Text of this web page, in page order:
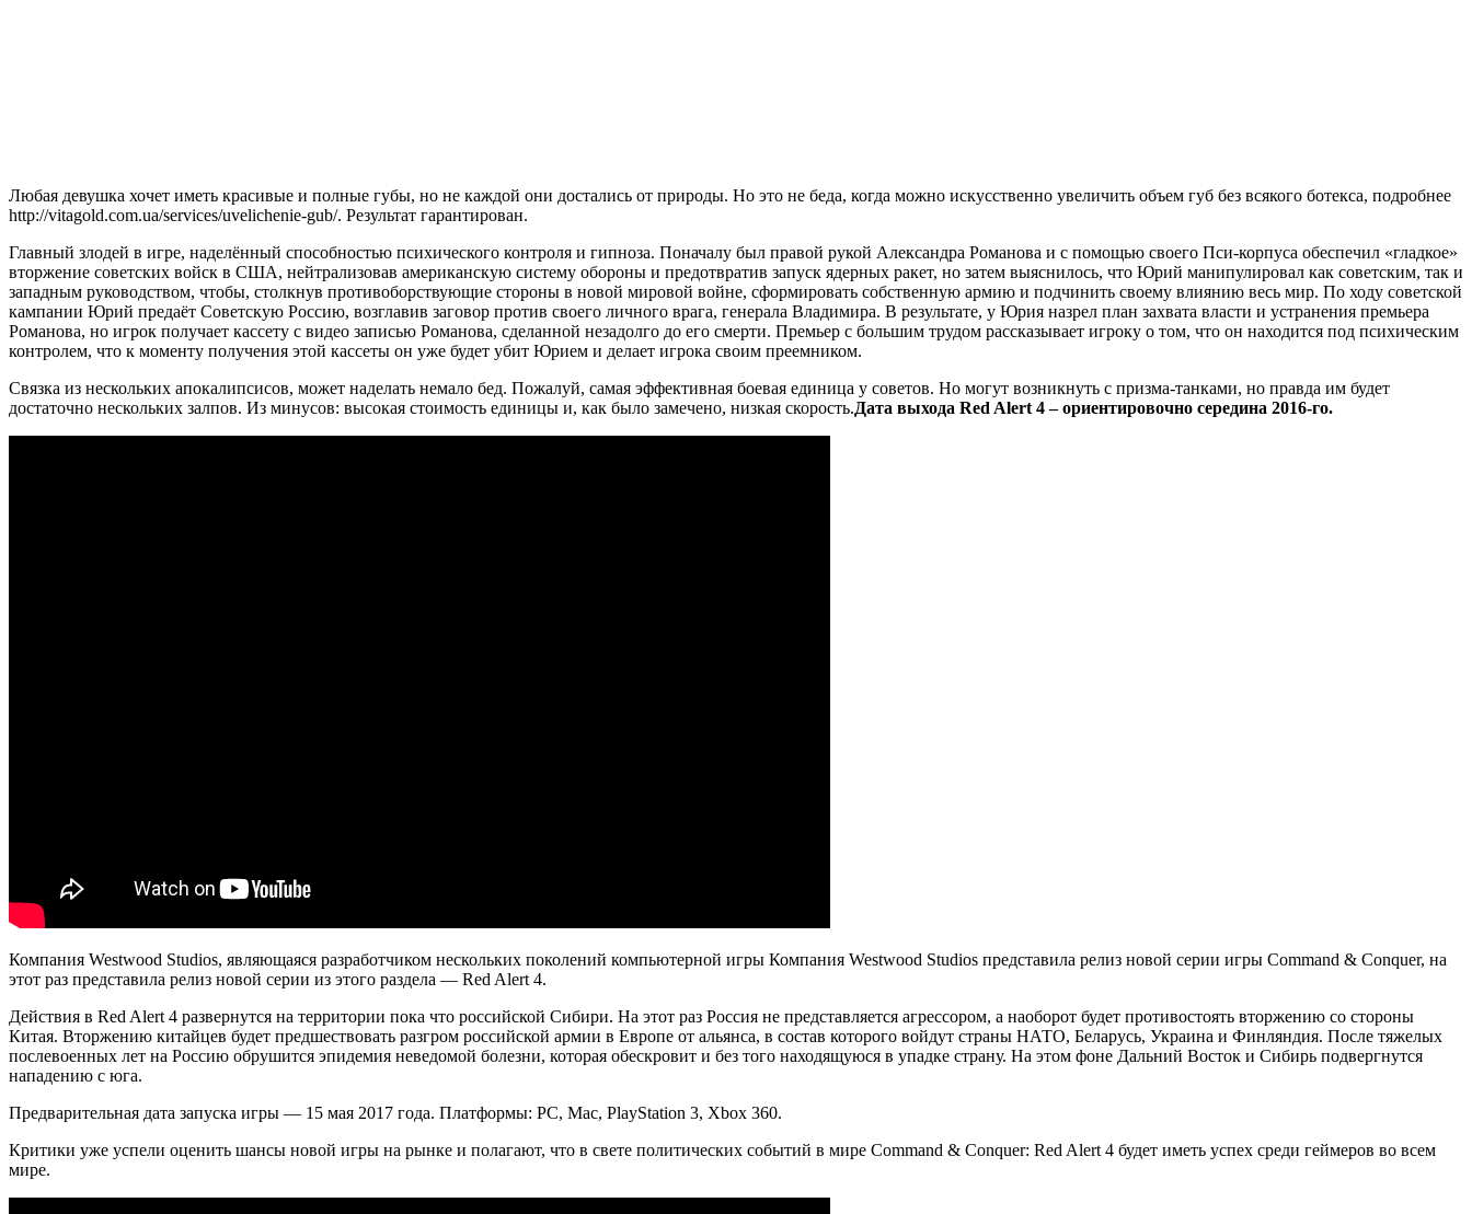
Любая девушка хочет иметь красивые и полные губы, но не каждой они достались от природы. Но это не беда, когда можно искусственно увеличить объем губ без всякого ботекса, подробнее
http://vitagold.com.ua/services/uvelichenie-gub/. Результат гарантирован.
Главный злодей в игре, наделённый способностью психического контроля и гипноза. Поначалу был правой рукой Александра Романова и с помощью своего Пси-корпуса обеспечил «гладкое»
вторжение советских войск в США, нейтрализовав американскую систему обороны и предотвратив запуск ядерных ракет, но затем выяснилось, что Юрий манипулировал как советским, так и
западным руководством, чтобы, столкнув противоборствующие стороны в новой мировой войне, сформировать собственную армию и подчинить своему влиянию весь мир. По ходу советской
кампании Юрий предаёт Советскую Россию, возглавив заговор против своего личного врага, генерала Владимира. В результате, у Юрия назрел план захвата власти и устранения премьера
Романова, но игрок получает кассету с видео записью Романова, сделанной незадолго до его смерти. Премьер с большим трудом рассказывает игроку о том, что он находится под психическим
контролем, что к моменту получения этой кассеты он уже будет убит Юрием и делает игрока своим преемником.
Связка из нескольких апокалипсисов, может наделать немало бед. Пожалуй, самая эффективная боевая единица у советов. Но могут возникнуть с призма-танками, но правда им будет
достаточно нескольких залпов. Из минусов: высокая стоимость единицы и, как было замечено, низкая скорость.Дата выхода Red Alert 4 – ориентировочно середина 2016-го.
Компания Westwood Studios, являющаяся разработчиком нескольких поколений компьютерной игры Компания Westwood Studios представила релиз новой серии игры Command & Conquer, на
этот раз представила релиз новой серии из этого раздела — Red Alert 4.
Действия в Red Alert 4 развернутся на территории пока что российской Сибири. На этот раз Россия не представляется агрессором, а наоборот будет противостоять вторжению со стороны
Китая. Вторжению китайцев будет предшествовать разгром российской армии в Европе от альянса, в состав которого войдут страны НАТО, Беларусь, Украина и Финляндия. После тяжелых
послевоенных лет на Россию обрушится эпидемия неведомой болезни, которая обескровит и без того находящуюся в упадке страну. На этом фоне Дальний Восток и Сибирь подвергнутся
нападению с юга.
Предварительная дата запуска игры — 15 мая 2017 года. Платформы: PC, Mac, PlayStation 3, Xbox 360.
Критики уже успели оценить шансы новой игры на рынке и полагают, что в свете политических событий в мире Command & Conquer: Red Alert 4 будет иметь успех среди геймеров во всем
мире.